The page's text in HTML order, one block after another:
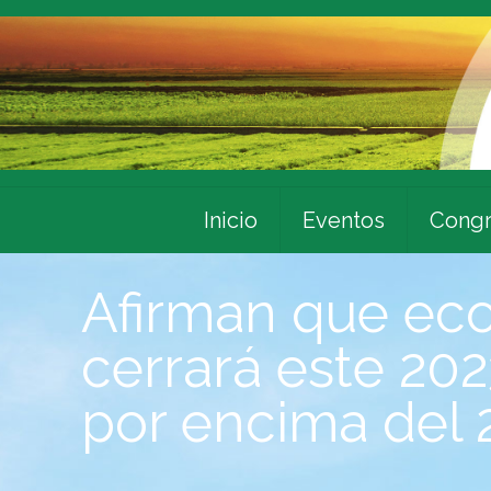
Inicio Eventos
Afirman que
cerrará este
por encima del